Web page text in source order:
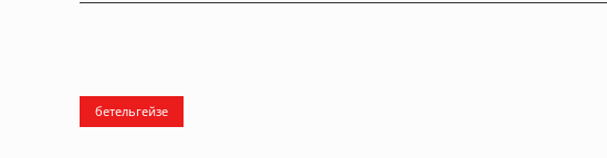
бетельгейзе